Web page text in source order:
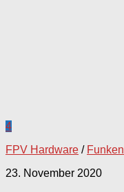
4
FPV Hardware / Funken
23. November 2020